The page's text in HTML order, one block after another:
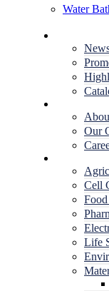
Water
Our
Cell
Life